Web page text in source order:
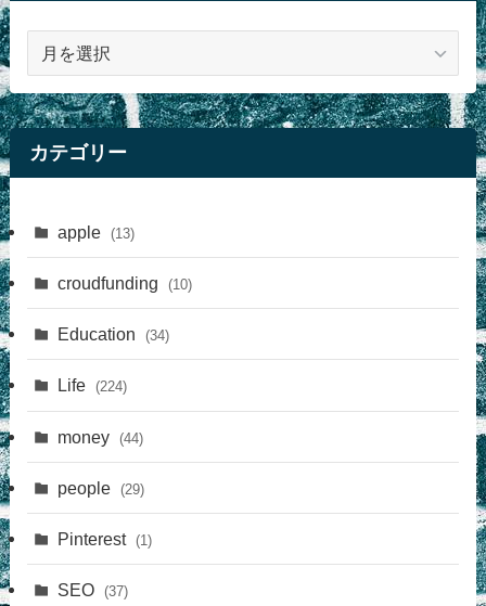
カテゴリー
apple (13)
croudfunding (10)
Education (34)
Life (224)
money (44)
people (29)
Pinterest (1)
SEO (37)